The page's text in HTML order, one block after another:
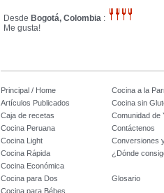
Desde Bogotá, Colombia :
Me gusta!
Principal / Home
Cocina a la
Artículos Publicados
Cocina sin
Caja de recetas
Comunidad de
Cocina Peruana
Contáctenos
Cocina Light
Conversiones
Cocina Rápida
¿Dónde
Cocina Económica
Cocina para Dos
Glosario
Cocina para Bébes